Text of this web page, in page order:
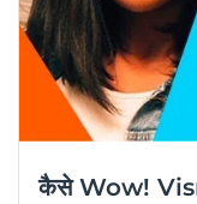
कैसे Wow!